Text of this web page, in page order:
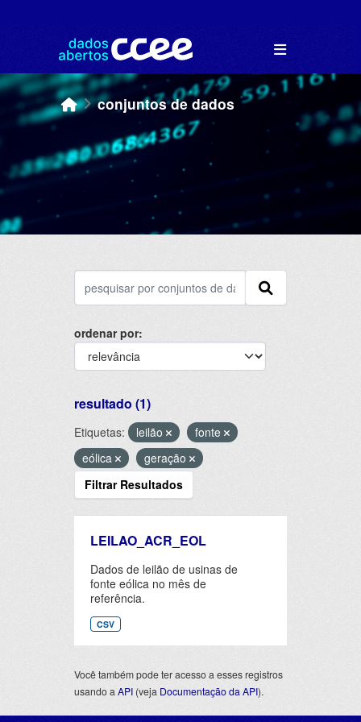
conjuntos de dados
ordenar por
resultado (1)
Etiquetas: leilão
fonte
eólica
geração
Filtrar Resultados
LEILAO_ACR_EOL
Dados de leilão de usinas de
fonte eólica no mês de
referência.
CSV
Você também pode ter acesso a esses registros
usando a API (veja Documentação da API).